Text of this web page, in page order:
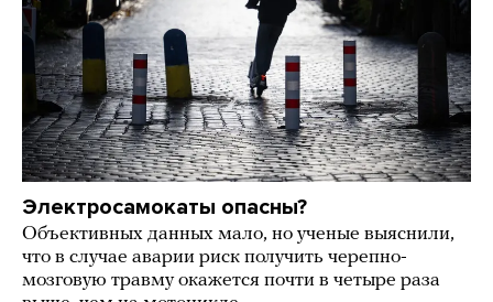
Электросамокаты опасны?
Объективных данных мало, но ученые выяснили,
что в случае аварии риск получить черепно-
мозговую травму окажется почти в четыре раза